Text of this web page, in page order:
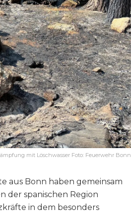
mit Löschwasser Foto: Feuerwehr Bonn
aus Bonn haben gemeinsam
der spanischen Region
in dem besonders